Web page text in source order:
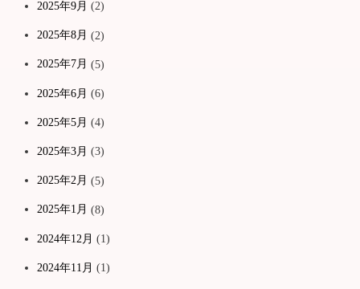
2025年9月 (2)
2025年8月 (2)
2025年7月 (5)
2025年6月 (6)
2025年5月 (4)
2025年3月 (3)
2025年2月 (5)
2025年1月 (8)
2024年12月 (1)
2024年11月 (1)